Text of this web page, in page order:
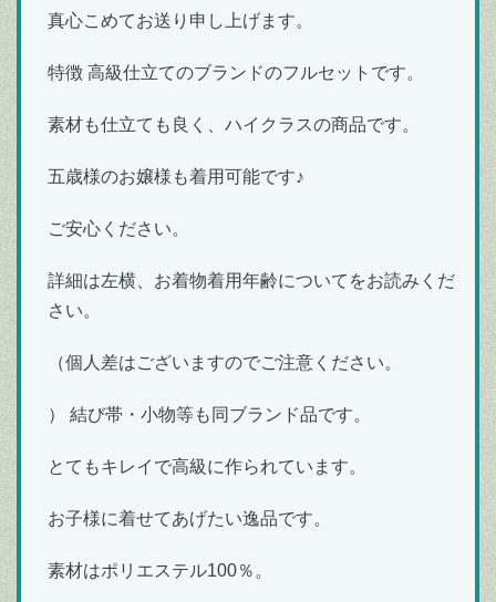
真心こめてお送り申し上げます。
特徴 高級仕立てのブランドのフルセットです。
素材も仕立ても良く、ハイクラスの商品です。
五歳様のお嬢様も着用可能です♪
ご安心ください。
詳細は左横、お着物着用年齢についてをお読みくだ
さい。
（個人差はございますのでご注意ください。
） 結び帯・小物等も同ブランド品です。
とてもキレイで高級に作られています。
お子様に着せてあげたい逸品です。
素材はポリエステル100％。